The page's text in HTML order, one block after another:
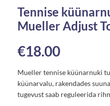
Tennise
Mueller Adjust
€18.00
Mueller tennise küünarnuki
küünarvalu, rakendades
tugevust saab reguleerida